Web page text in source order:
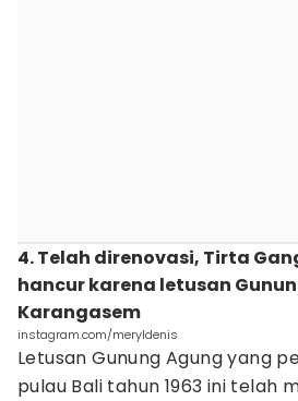
4. Telah direnovasi, Tirta
hancur karena letusan
Karangasem
instagram.com/meryldenis
Letusan Gunung Agung yang
pulau Bali tahun 1963 ini telah